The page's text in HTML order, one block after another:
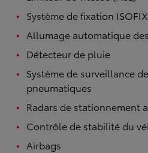
Système de fixation ISOFIX
Allumage automatique
Détecteur de pluie
Système de surveillance
pneumatiques
Radars de stationnement
Contrôle de stabilité du
Airbags